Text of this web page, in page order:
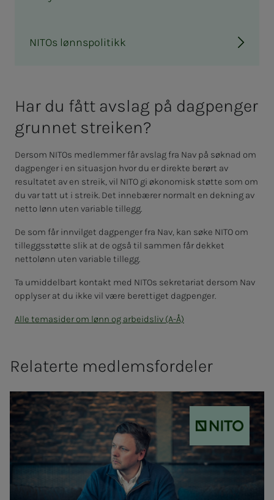
NITOs lønnspolitikk
Har du fått av­slag på dag­­­pen­­­ger
grun­­­net strei­­­ken?
Dersom NITOs medlemmer får avslag fra Nav på søknad om
dagpenger i en situasjon hvor du er direkte berørt av
resultatet av en streik, vil NITO gi økonomisk støtte som om
du var tatt ut i streik. Det innebærer normalt en dekning av
netto lønn uten variable tillegg.
De som får innvilget dagpenger fra Nav, kan søke NITO om
tilleggsstøtte slik at de også til sammen får dekket
nettolønn uten variable tillegg.
Ta umiddelbart kontakt med NITOs sekretariat dersom Nav
opplyser at du ikke vil være berettiget dagpenger.
Alle temasider om lønn og arbeidsliv (A-Å)
Relaterte medlemsfordeler
NITO